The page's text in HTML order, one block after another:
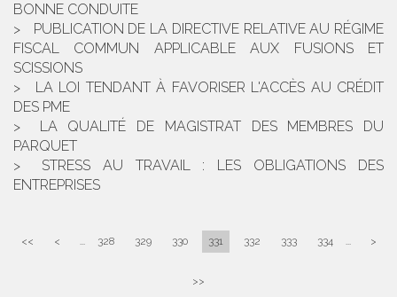
BONNE CONDUITE
PUBLICATION DE LA DIRECTIVE RELATIVE AU RÉGIME
FISCAL COMMUN APPLICABLE AUX FUSIONS ET
SCISSIONS
LA LOI TENDANT À FAVORISER L'ACCÈS AU CRÉDIT
DES PME
LA QUALITÉ DE MAGISTRAT DES MEMBRES DU
PARQUET
STRESS AU TRAVAIL : LES OBLIGATIONS DES
ENTREPRISES
<< < ... 328 329 330 331 332 333 334 ... >
>>